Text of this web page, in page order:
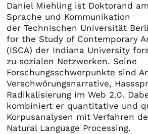
Daniel Miehling ist Doktorand
Sprache und Kommunikation
der Technischen Universität
for the Study of Contemporary
(ISCA) der Indiana University
zu sozialen Netzwerken. Seine
Forschungsschwerpunkte sind
Verschwörungsnarrative,
Radikalisierung im Web 2.0.
kombiniert er quantitative und
Korpusanalysen mit Verfahren
Natural Language Processing.